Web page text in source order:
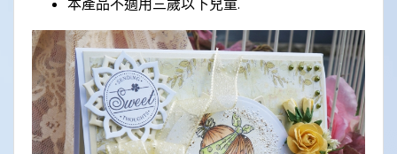
本產品不適用三歲以下兒童.